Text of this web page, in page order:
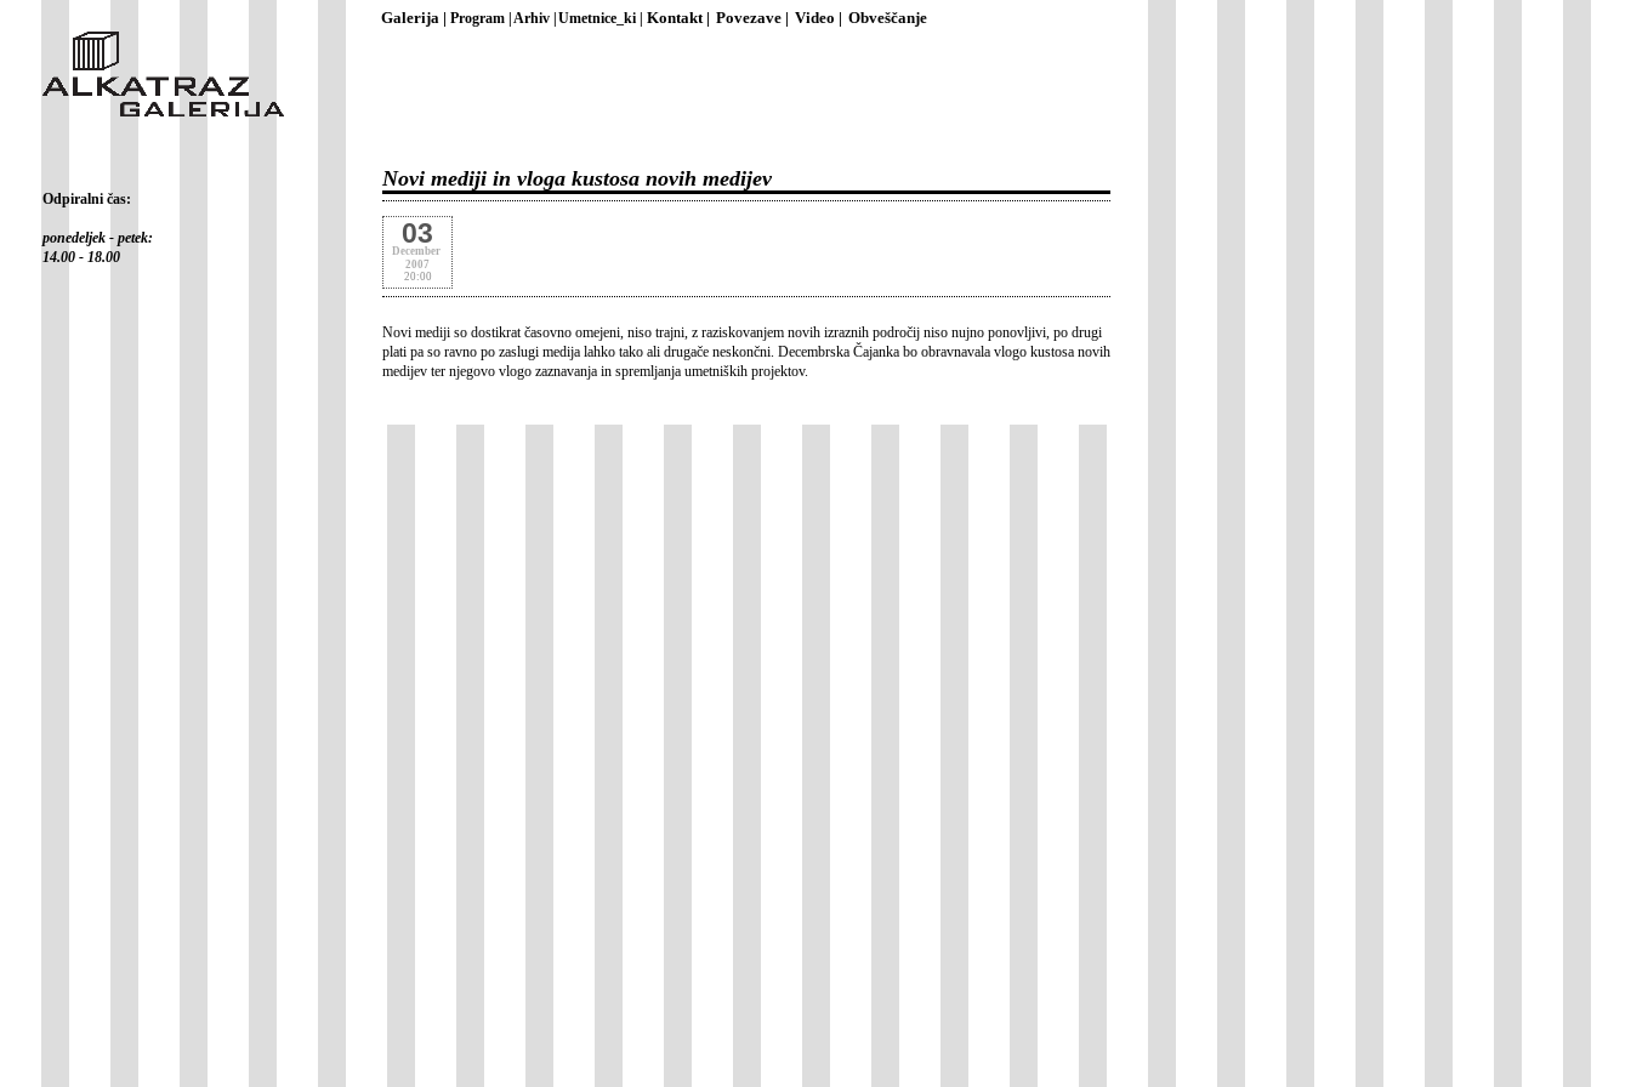
Galerija | Program |Arhiv |Umetnice_ki | Kontakt | Povezave | Video | Obveščanje
Odpiralni čas:
ponedeljek - petek:
14.00 - 18.00
Novi mediji in vloga kustosa novih medijev
03
December
2007
20:00
Novi mediji so dostikrat časovno omejeni, niso trajni, z raziskovanjem novih izraznih področij niso nujno ponovljivi, po drugi
plati pa so ravno po zaslugi medija lahko tako ali drugače neskončni. Decembrska Čajanka bo obravnavala vlogo kustosa novih
medijev ter njegovo vlogo zaznavanja in spremljanja umetniških projektov.